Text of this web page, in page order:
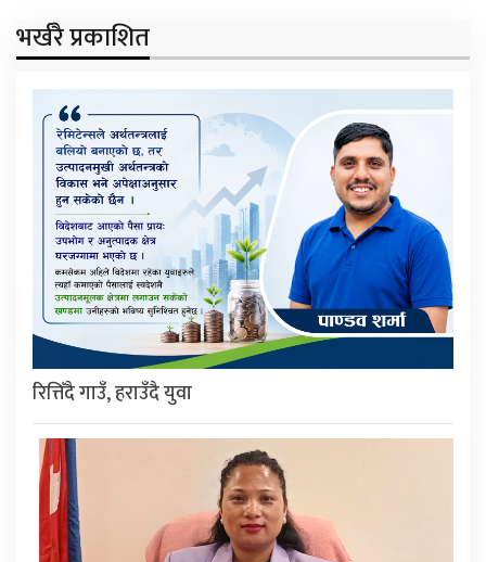
भर्खरै प्रकाशित
रित्तिँदै गाउँ, हराउँदै युवा